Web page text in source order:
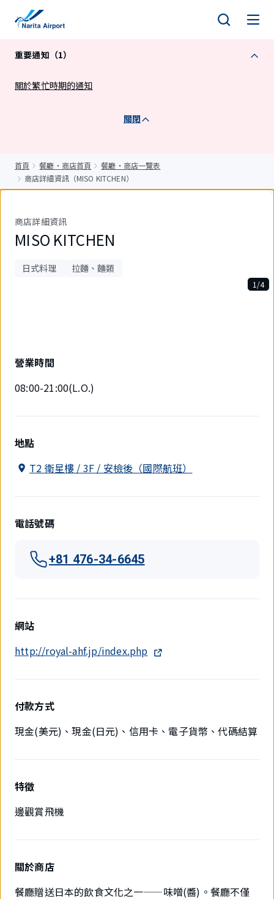
重要通知（1）
關於繁忙時期的通知
關閉
首頁 餐廳・商店首頁
餐廳・商店一覽表
商店詳細資訊（MISO KITCHEN）
商店詳細資訊
MISO KITCHEN
日式料理 拉麵、麵類
件。
1/4
營業時間
08:00-21:00(L.O.)
地點
T2 衛星樓 / 3F / 安檢後（國際航班）
電話號碼
+81 476-34-6645
網站
http://royal-ahf.jp/index.php
付款方式
現金(美元)、現金(日元)、信用卡、電子貨幣、代碼結算
特徵
邊觀賞飛機
關於商店
餐廳贈送日本的飲食文化之一——味噌(醬)。餐廳不僅